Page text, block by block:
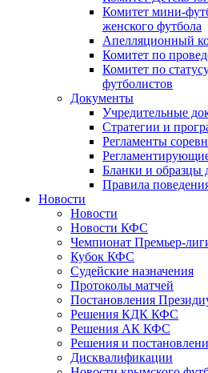
Комитет мини-
женского футбола
Апелляционный
Комитет по
Комитет по
футболистов
Документы
Учредительные
Стратегии и
Регламенты
Бланки и образцы
Правила
Новости
Новости
Новости КФС
Чемпионат Премьер-
Кубок КФС
Судейские назначения
Протоколы матчей
Постановления
Решения КДК КФС
Решения АК КФС
Решения и
Дисквалификации